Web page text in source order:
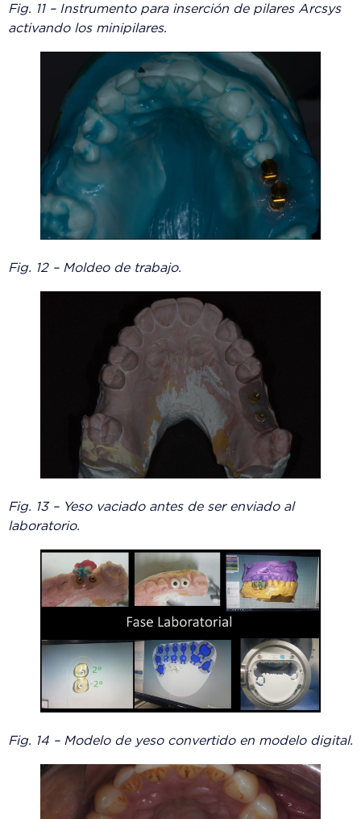
Fig. 11 – Instrumento para inserción de pilares Arcsys
activando los minipilares.
Fig. 12 – Moldeo de trabajo.
Fig. 13 – Yeso vaciado antes de ser enviado al
laboratorio.
Fig. 14 – Modelo de yeso convertido en modelo digital.